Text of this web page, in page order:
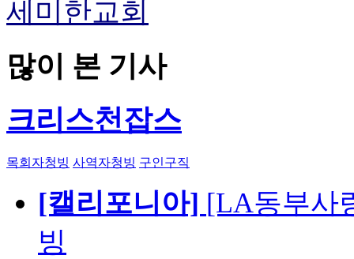
세미한교회
많이 본 기사
크리스천잡스
목회자청빙 사역자청빙 구인구직
[캘리포니아] [LA동부사
빙